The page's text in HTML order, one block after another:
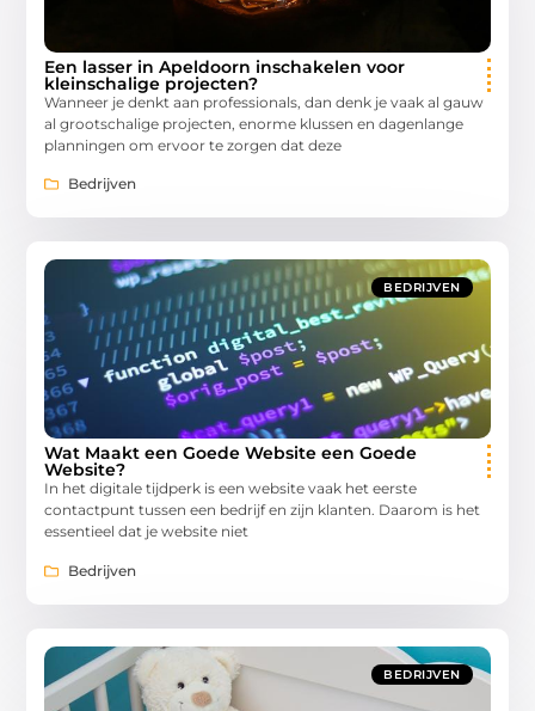
Een lasser in Apeldoorn inschakelen voor
kleinschalige projecten?
Wanneer je denkt aan professionals, dan denk je vaak al gauw
al grootschalige projecten, enorme klussen en dagenlange
planningen om ervoor te zorgen dat deze
Bedrijven
BEDRIJVEN
Wat Maakt een Goede Website een Goede
Website?
In het digitale tijdperk is een website vaak het eerste
contactpunt tussen een bedrijf en zijn klanten. Daarom is het
essentieel dat je website niet
Bedrijven
BEDRIJVEN